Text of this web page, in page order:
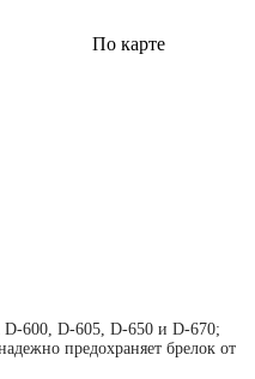
По карте
D-600, D-605, D-650 и D-670;
предохраняет брелок от